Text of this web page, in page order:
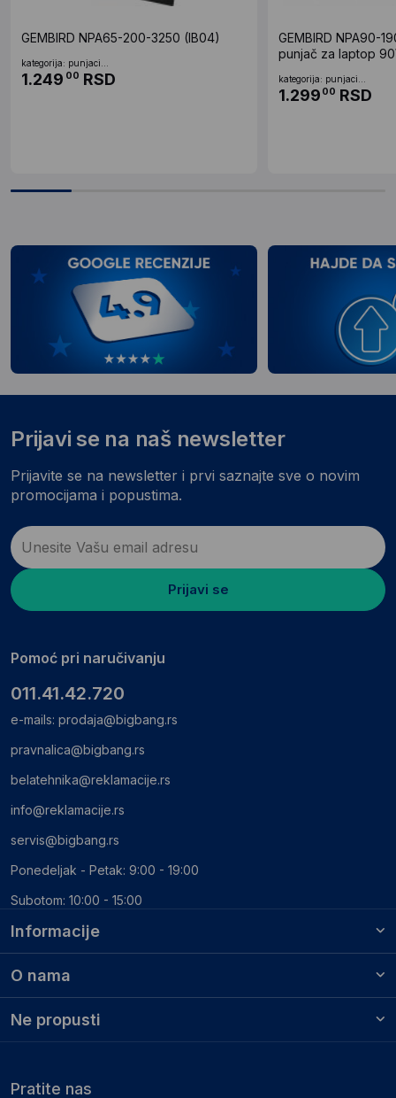
GEMBIRD NPA65-200-3250 (IB04)
kategorija: punjaci...
1.249 00 RSD
GEMBIRD NPA90-
punjač za laptop
kategorija: punjaci...
1.299 00 RSD
Informacije
O nama
Ne propusti
Prijavi se na naš newsletter
Prijavite se na newsletter i prvi saznajte sve o novim
promocijama i popustima.
Prijavi se
Pomoć pri naručivanju
011.41.42.720
e-mails: prodaja@bigbang.rs
pravnalica@bigbang.rs
belatehnika@reklamacije.rs
info@reklamacije.rs
servis@bigbang.rs
Ponedeljak - Petak: 9:00 - 19:00
Subotom: 10:00 - 15:00
Pratite nas